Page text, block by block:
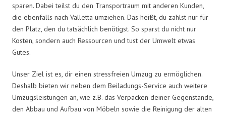
sparen. Dabei teilst du den Transportraum mit anderen Kunden,
die ebenfalls nach Valletta umziehen. Das heißt, du zahlst nur für
den Platz, den du tatsächlich benötigst. So sparst du nicht nur
Kosten, sondern auch Ressourcen und tust der Umwelt etwas
Gutes.
Unser Ziel ist es, dir einen stressfreien Umzug zu ermöglichen.
Deshalb bieten wir neben dem Beiladungs-Service auch weitere
Umzugsleistungen an, wie z.B. das Verpacken deiner Gegenstände,
den Abbau und Aufbau von Möbeln sowie die Reinigung der alten